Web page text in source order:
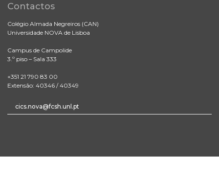
Contactos
Colégio Almada Negreiros (CAN)
Universidade NOVA de Lisboa
Campus de Campolide
3.º piso – Sala 333
+351 21 790 83 00
Extensão: 40346 / 40349
cics.nova@fcsh.unl.pt